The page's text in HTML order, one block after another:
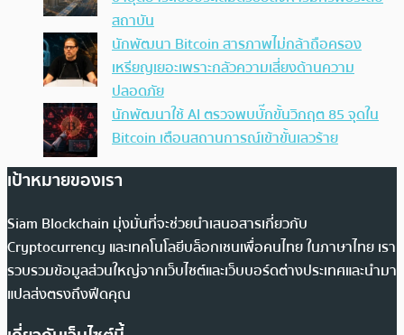
สถาบัน
นักพัฒนา Bitcoin สารภาพไม่กล้าถือครอง
เหรียญเยอะเพราะกลัวความเสี่ยงด้านความ
ปลอดภัย
นักพัฒนาใช้ AI ตรวจพบบั๊กขั้นวิกฤต 85 จุดใน
Bitcoin เตือนสถานการณ์เข้าขั้นเลวร้าย
เป้าหมายของเรา
Siam Blockchain มุ่งมั่นที่จะช่วยนำเสนอสารเกี่ยวกับ
Cryptocurrency และเทคโนโลยีบล็อกเชนเพื่อคนไทย ในภาษาไทย เรา
รวบรวมข้อมูลส่วนใหญ่จากเว็บไซต์และเว็บบอร์ดต่างประเทศและนำมา
แปลส่งตรงถึงฟีดคุณ